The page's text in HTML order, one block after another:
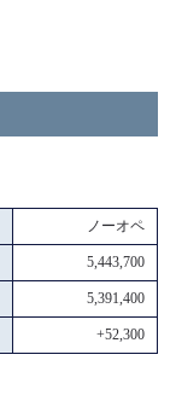
ノーオペ
5,443,700
5,391,400
+52,300